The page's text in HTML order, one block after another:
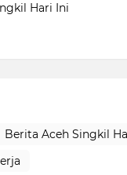
Hari Ini
Berita Aceh Singkil